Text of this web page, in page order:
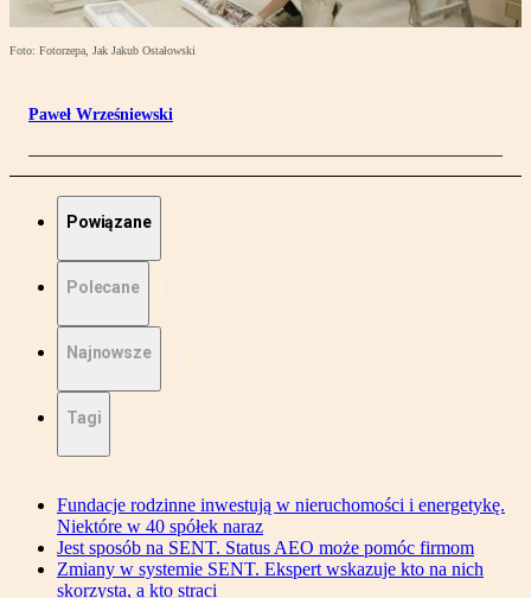
Foto: Fotorzepa, Jak Jakub Ostałowski
Paweł Wrześniewski
Powiązane
Polecane
Najnowsze
Tagi
Fundacje rodzinne inwestują w nieruchomości i energetykę.
Niektóre w 40 spółek naraz
Jest sposób na SENT. Status AEO może pomóc firmom
Zmiany w systemie SENT. Ekspert wskazuje kto na nich
skorzysta, a kto straci